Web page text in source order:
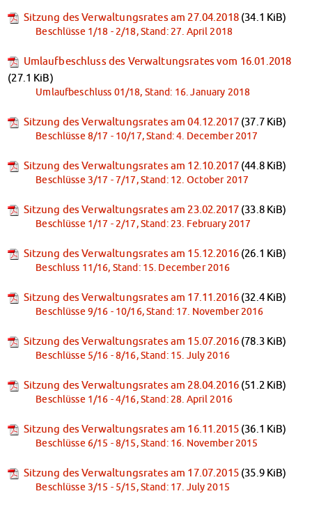
Sitzung des Verwaltungsrates am 27.04.2018(34.1 KiB)
Beschlüsse 1/18 - 2/18, Stand: 27. April 2018
Umlaufbeschluss des Verwaltungsrates vom 16.01.2018
(27.1 KiB)
Umlaufbeschluss 01/18, Stand: 16. January 2018
Sitzung des Verwaltungsrates am 04.12.2017(37.7 KiB)
Beschlüsse 8/17 - 10/17, Stand: 4. December 2017
Sitzung des Verwaltungsrates am 12.10.2017(44.8 KiB)
Beschlüsse 3/17 - 7/17, Stand: 12. October 2017
Sitzung des Verwaltungsrates am 23.02.2017(33.8 KiB)
Beschlüsse 1/17 - 2/17, Stand: 23. February 2017
Sitzung des Verwaltungsrates am 15.12.2016(26.1 KiB)
Beschluss 11/16, Stand: 15. December 2016
Sitzung des Verwaltungsrates am 17.11.2016(32.4 KiB)
Beschlüsse 9/16 - 10/16, Stand: 17. November 2016
Sitzung des Verwaltungsrates am 15.07.2016(78.3 KiB)
Beschlüsse 5/16 - 8/16, Stand: 15. July 2016
Sitzung des Verwaltungsrates am 28.04.2016(51.2 KiB)
Beschlüsse 1/16 - 4/16, Stand: 28. April 2016
Sitzung des Verwaltungsrates am 16.11.2015(36.1 KiB)
Beschlüsse 6/15 - 8/15, Stand: 16. November 2015
Sitzung des Verwaltungsrates am 17.07.2015(35.9 KiB)
Beschlüsse 3/15 - 5/15, Stand: 17. July 2015